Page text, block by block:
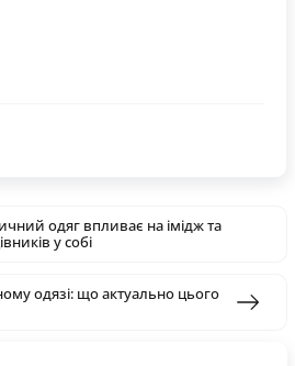
одяг впливає на імідж та
у собі
одязі: що актуально цього